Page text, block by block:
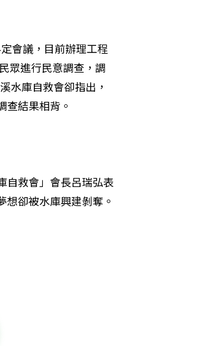
會議，目前辦理工程
眾進行民意調查，調
水庫自救會卻指出，
查結果相背。
自救會」會長呂瑞弘表
卻被水庫興建剝奪。